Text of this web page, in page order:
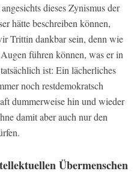
dieses Zynismus der
hätte beschreiben können,
Trittin dankbar sein, denn wie
führen können, was er in
ist: Ein lächerliches
noch restdemokratsch
dummerweise hin und wieder
damit aber auch nur den
Übermenschen